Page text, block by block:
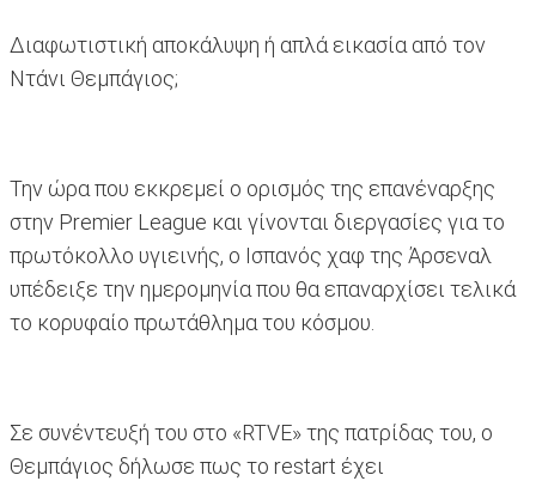
Διαφωτιστική αποκάλυψη ή απλά εικασία από τον
Ντάνι Θεμπάγιος;
Την ώρα που εκκρεμεί ο ορισμός της επανέναρξης
στην Premier League και γίνονται διεργασίες για το
πρωτόκολλο υγιεινής, ο Ισπανός χαφ της Άρσεναλ
υπέδειξε την ημερομηνία που θα επαναρχίσει τελικά
το κορυφαίο πρωτάθλημα του κόσμου.
Σε συνέντευξή του στο «RTVE» της πατρίδας του, ο
Θεμπάγιος δήλωσε πως το restart έχει